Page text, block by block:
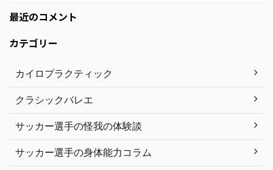
最近のコメント
カテゴリー
カイロプラクティック
クラシックバレエ
サッカー選手の怪我の体験談
サッカー選手の身体能力コラム